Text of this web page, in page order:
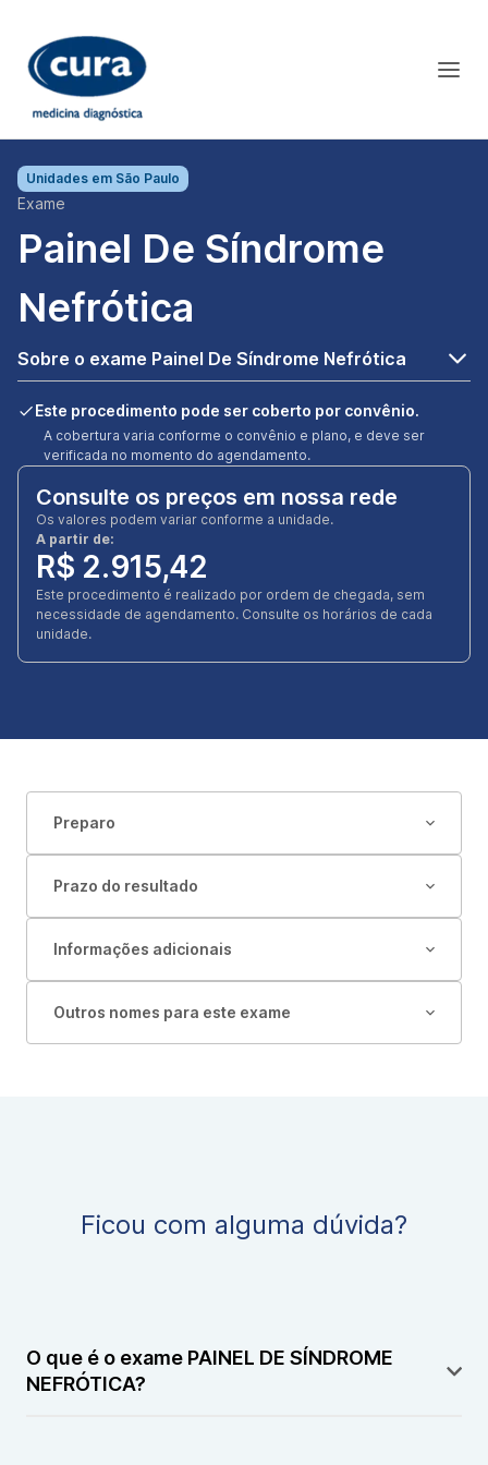
Unidades em São Paulo
Exame
Painel De Síndrome
Nefrótica
Sobre o exame Painel De Síndrome Nefrótica
Este procedimento pode ser coberto por convênio.
A cobertura varia conforme o convênio e plano, e deve ser
verificada no momento do agendamento.
Consulte os preços em nossa rede
Os valores podem variar conforme a unidade.
A partir de:
R$ 2.915,42
Este procedimento é realizado por ordem de chegada, sem
necessidade de agendamento. Consulte os horários de cada
unidade.
Preparo
Prazo do resultado
Informações adicionais
Outros nomes para este exame
Ficou com alguma dúvida?
O que é o exame PAINEL DE SÍNDROME
NEFRÓTICA?